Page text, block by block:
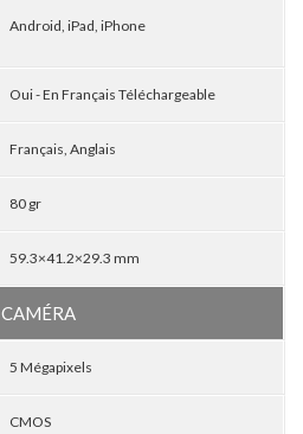
Android, iPad, iPhone
Oui - En Français Téléchargeable
Français, Anglais
80 gr
59.3×41.2×29.3 mm
CAMÉRA
5 Mégapixels
CMOS